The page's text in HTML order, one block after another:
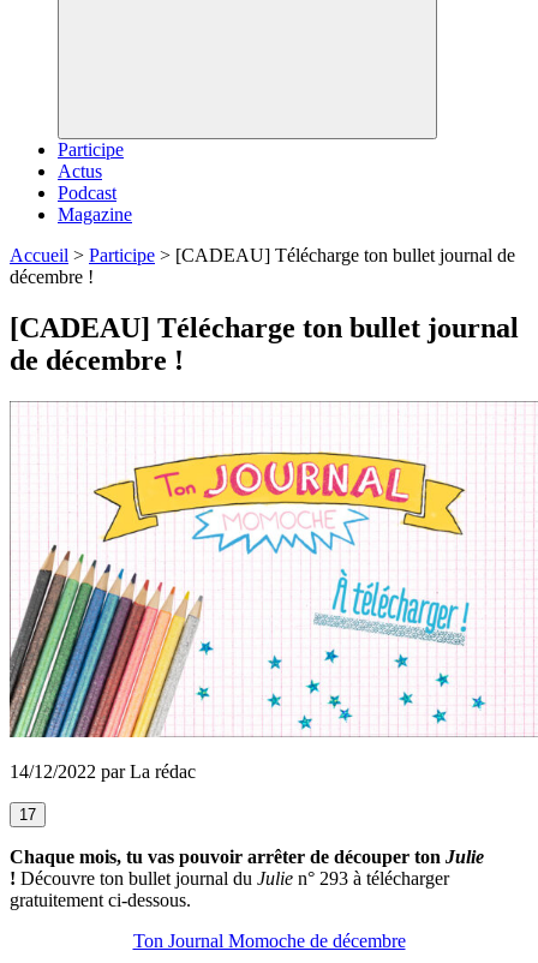
Participe
Actus
Podcast
Magazine
Accueil > Participe > [CADEAU] Télécharge ton bullet journal de
décembre !
[CADEAU] Télécharge ton bullet journal
de décembre !
14/12/2022 par La rédac
17
Chaque mois, tu vas pouvoir arrêter de découper ton Julie
! Découvre ton bullet journal du Julie n° 293 à télécharger
gratuitement ci-dessous.
Ton Journal Momoche de décembre